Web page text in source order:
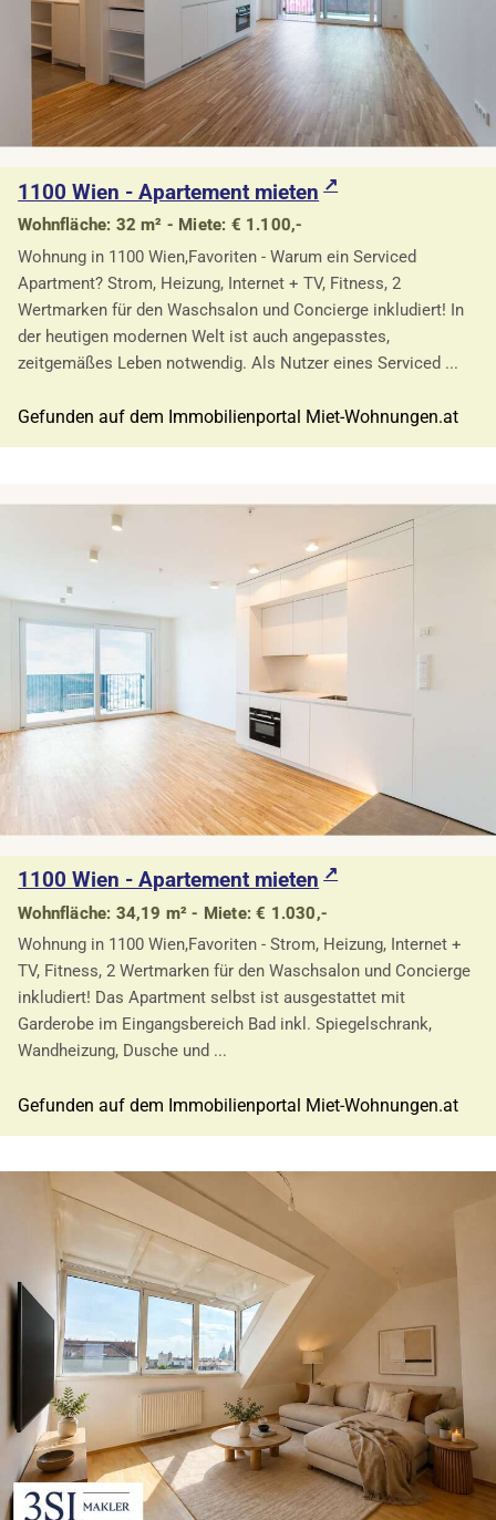
1100 Wien - Apartement mieten
Wohnfläche: 32 m² - Miete: € 1.100,-
Wohnung in 1100 Wien,Favoriten - Warum ein Serviced
Apartment? Strom, Heizung, Internet + TV, Fitness, 2
Wertmarken für den Waschsalon und Concierge inkludiert! In
der heutigen modernen Welt ist auch angepasstes,
zeitgemäßes Leben notwendig. Als Nutzer eines Serviced ...
Gefunden auf dem Immobilienportal Miet-Wohnungen.at
1100 Wien - Apartement mieten
Wohnfläche: 34,19 m² - Miete: € 1.030,-
Wohnung in 1100 Wien,Favoriten - Strom, Heizung, Internet +
TV, Fitness, 2 Wertmarken für den Waschsalon und Concierge
inkludiert! Das Apartment selbst ist ausgestattet mit
Garderobe im Eingangsbereich Bad inkl. Spiegelschrank,
Wandheizung, Dusche und ...
Gefunden auf dem Immobilienportal Miet-Wohnungen.at